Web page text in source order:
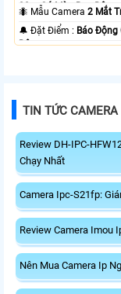
20m Có Màu Ban Ðêm.
🐜 Mẫu Camera2 Mắt
️🔔 Đặt Điểm : Báo Động
Động.
TIN TỨC
Review DH-IPC-
Chạy Nhất
Camera Ipc-S21fp:
Review Camera Imou
Nên Mua Camera Ip